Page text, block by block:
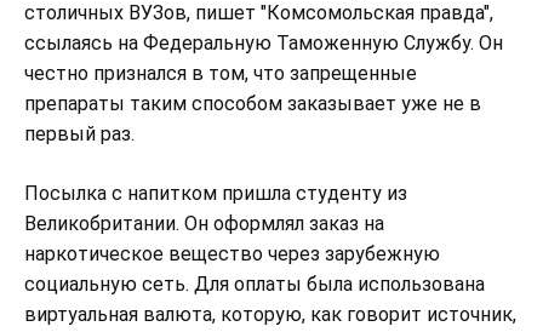
столичных ВУЗов, пишет "Комсомольская правда",
ссылаясь на Федеральную Таможенную Службу. Он
честно признался в том, что запрещенные
препараты таким способом заказывает уже не в
первый раз.
Посылка с напитком пришла студенту из
Великобритании. Он оформлял заказ на
наркотическое вещество через зарубежную
социальную сеть. Для оплаты была использована
виртуальная валюта, которую, как говорит источник,